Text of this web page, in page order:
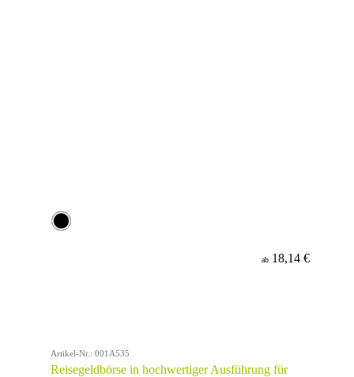
ab 18,14 €
Artikel-Nr.: 001A535
Reisegeldbörse in hochwertiger Ausführung für